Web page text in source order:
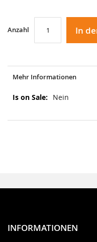
Anzahl In
Mehr Informationen
Mehr
Nein
INFORMATIONEN